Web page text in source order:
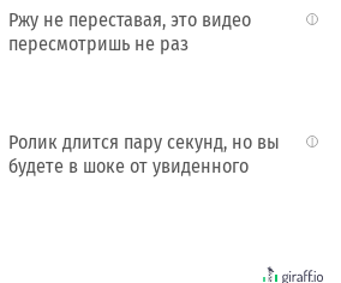
i
Ржу не переставая, это видео
пересмотришь не раз
i
Ролик длится пару секунд, но вы
будете в шоке от увиденного